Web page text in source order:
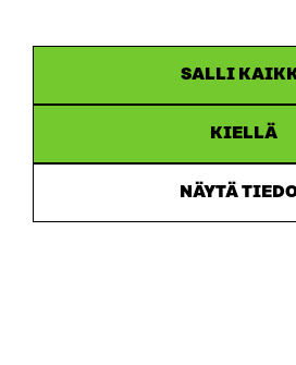
SALLI
KIELLÄ
NÄYTÄ
Personalens e-postadresser har
fornamn.efternamn@sitra.fi
Öppnas
nytt